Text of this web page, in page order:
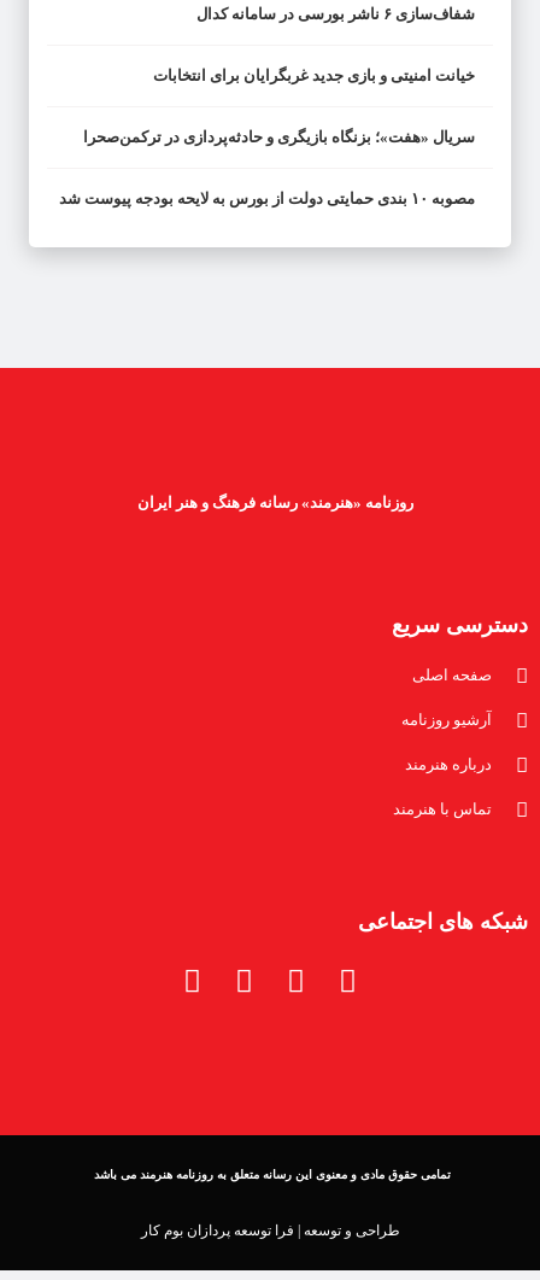
شفاف‌سازی ۶ ناشر بورسی در سامانه کدال
خیانت امنیتی و بازی جدید غربگرایان برای انتخابات
سریال «هفت»؛ بزنگاه بازیگری و حادثه‌پردازی در ترکمن‌صحرا
مصوبه ۱۰ بندی حمایتی دولت از بورس به لایحه بودجه پیوست شد
روزنامه «هنرمند» رسانه فرهنگ و هنر ایران
دسترسی سریع
صفحه اصلی
آرشیو روزنامه
درباره هنرمند
تماس با هنرمند
شبکه های اجتماعی
تمامی حقوق مادی و معنوی این رسانه متعلق به روزنامه هنرمند می باشد
طراحی و توسعه | فرا توسعه پردازان بوم کار